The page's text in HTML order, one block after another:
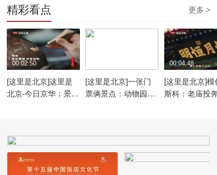
精彩看点 更多 >
[这里是北京]这里是
北京-今日京华：景泰
00:02:50
[这里是北京]一张门
票俩景点：动物园里
[这里是北京]模
斯科：老庙投
00:04:48